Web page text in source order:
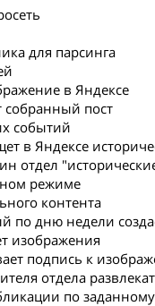
для парсинга
в Яндексе
собранный пост
событий
в Яндексе
отдел
режиме
контента
по дню недели
изображения
подпись к
отдела
по